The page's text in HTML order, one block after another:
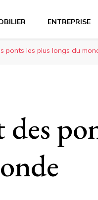
ENTREPRISE
ponts les plus longs du
des